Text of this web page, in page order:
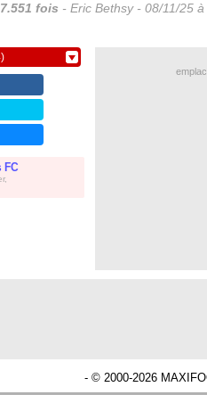
fois - Eric Bethsy - 08/11/25
FC
- © 2000-2026